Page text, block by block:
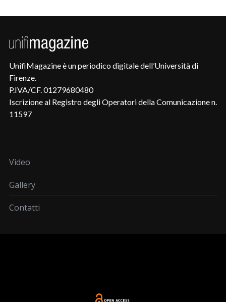
UnifiMagazine è un periodico digitale dell’Università di
Firenze.
P.IVA/CF. 01279680480
Iscrizione al Registro degli Operatori della Comunicazione n.
11597
Video
Gallery
Contatti